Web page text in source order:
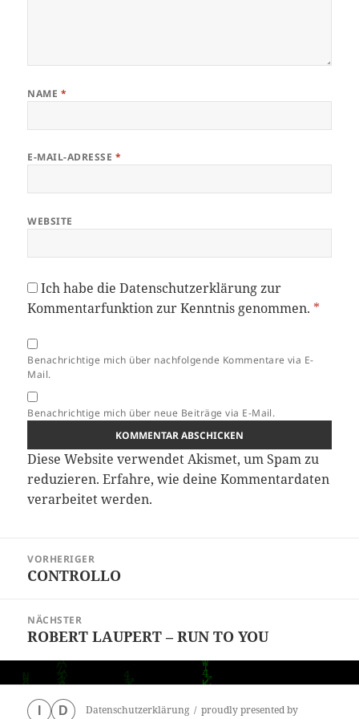
NAME *
E-MAIL-ADRESSE *
WEBSITE
Ich habe dieDatenschutzerklärungzur
Kommentarfunktion zur Kenntnis genommen. *
Benachrichtige mich über nachfolgende Kommentare via E-
Mail.
Benachrichtige mich über neue Beiträge via E-Mail.
Diese Website verwendet Akismet, um Spam zu
reduzieren.Erfahre, wie deine Kommentardaten
verarbeitet werden.
VORHERIGER
Vorheriger
CONTROLLO
NÄCHSTER
Nächster
Beitrag:
ROBERT LAUPERT – RUN TO YOU
D Datenschutzerklärung proudly presented by